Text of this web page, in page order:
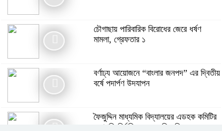
বর্ষে পদার্পণ উদযাপন
ছাত্রের মৃত্যু
চৌগাছায় পারিবারিক বিরোধের জেরে ধর্ষণ
মামলা, গ্রেফতার ১
বর্ণাঢ্য আয়োজনে “বাংলার জনপদ” এর দ্বিতীয়
বর্ষে পদার্পণ উদযাপন
ফৈজুদ্দিন মাধ্যমিক বিদ্যালয়ের এডহক কমিটির
সভাপতি নির্বাচিত হলেন মতিন কিরন